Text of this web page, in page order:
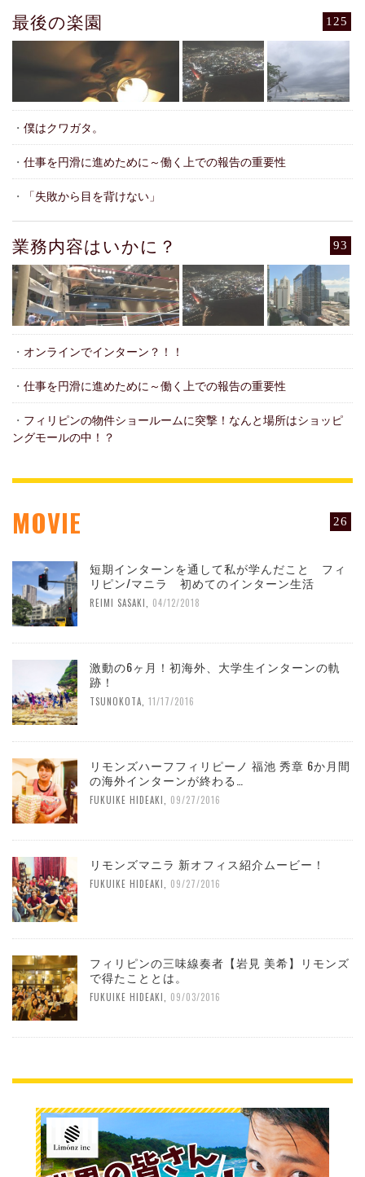
125
最後の楽園
・ 僕はクワガタ。
・ 仕事を円滑に進めために～働く上での報告の重要性
・ 「失敗から目を背けない」
93
業務内容はいかに？
・ オンラインでインターン？！！
・ 仕事を円滑に進めために～働く上での報告の重要性
・ フィリピンの物件ショールームに突撃！なんと場所はショッピ
ングモールの中！？
26
MOVIE
短期インターンを通して私が学んだこと フィ
リピン/マニラ 初めてのインターン生活
REIMI SASAKI 04/12/2018
激動の6ヶ月！初海外、大学生インターンの軌
跡！
TSUNOKOTA 11/17/2016
リモンズハーフフィリピーノ 福池 秀章 6か月間
の海外インターンが終わる…
FUKUIKE HIDEAKI 09/27/2016
リモンズマニラ 新オフィス紹介ムービー！
FUKUIKE HIDEAKI 09/27/2016
フィリピンの三味線奏者【岩見 美希】リモンズ
で得たこととは。
FUKUIKE HIDEAKI 09/03/2016